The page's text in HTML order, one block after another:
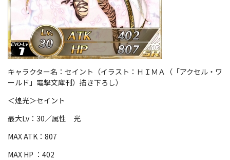
キャラクター名：セイント（イラスト：ＨＩＭＡ（「アクセル・ワ
ールド」電撃文庫刊）描き下ろし）
＜煌光＞セイント
最大Lv：30／属性 光
MAX ATK：807
MAX HP ：402